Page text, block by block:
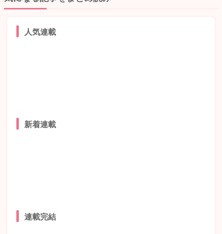
人気連載
新着連載
連載完結